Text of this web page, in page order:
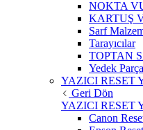
NOKTA
KARTUŞ
Sarf
Tarayıcılar
TOPTAN
Yedek
YAZICI RESET
Geri Dön
YAZICI RESET
Canon